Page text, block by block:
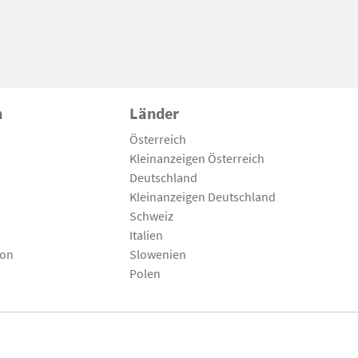
Länder
Österreich
Kleinanzeigen Österreich
Deutschland
Kleinanzeigen Deutschland
Schweiz
Italien
Slowenien
Polen